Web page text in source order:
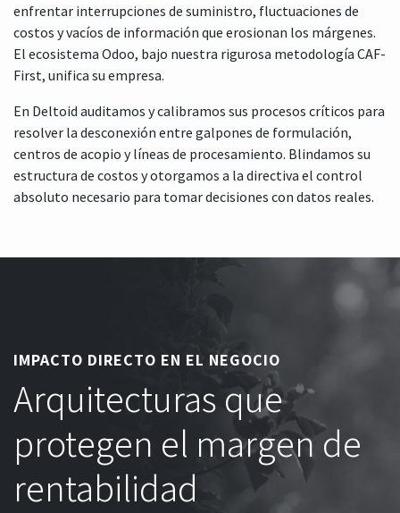
enfrentar interrupciones de suministro, fluctuaciones de
costos y vacíos de información que erosionan los márgenes.
El ecosistema Odoo, bajo nuestra rigurosa metodología CAF-
First, unifica su empresa.
En Deltoid auditamos y calibramos sus procesos críticos para
resolver la desconexión entre galpones de formulación,
centros de acopio y líneas de procesamiento. Blindamos su
estructura de costos y otorgamos a la directiva el control
absoluto necesario para tomar decisiones con datos reales.
IMPACTO DIRECTO EN EL NEGOCIO
Arquitecturas que
protegen el margen de
rentabilidad